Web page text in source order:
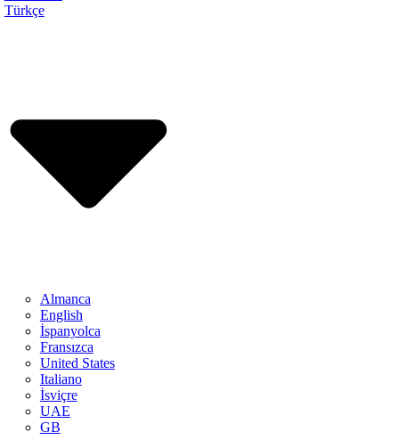
Türkçe
Almanca
English
İspanyolca
Fransızca
United States
Italiano
İsviçre
UAE
GB